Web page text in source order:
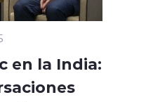
en la India: